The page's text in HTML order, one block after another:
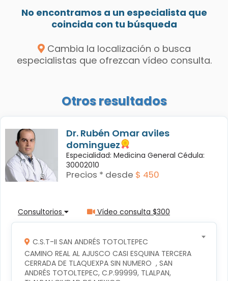
No encontramos a un especialista que
coincida con tu búsqueda
Cambia la localización o busca
especialistas que ofrezcan vídeo consulta.
Otros resultados
Dr. Rubén Omar aviles
dominguez
Especialidad: Medicina General Cédula:
30002010
Precios * desde $ 450
Consultorios Vídeo consulta $300
C.S.T-II SAN ANDRÉS TOTOLTEPEC
CAMINO REAL AL AJUSCO CASI ESQUINA TERCERA
CERRADA DE TLAQUEXPA SIN NUMERO  , SAN
ANDRÉS TOTOLTEPEC, C.P.99999, TLALPAN,